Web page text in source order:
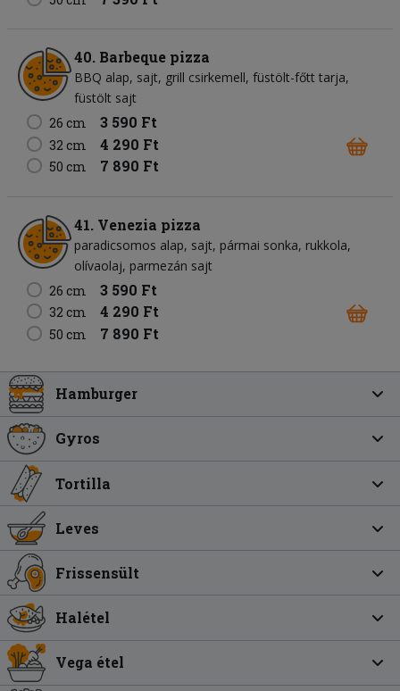
40. Barbeque pizza
BBQ alap sajt grill csirkemell füstölt-főtt tarja
füstölt sajt
26 cm
3 590 Ft
32 cm 4 290 Ft
50 cm 7 890 Ft
41. Venezia pizza
paradicsomos alap sajt pármai sonka rukkola
olívaolaj parmezán sajt
26 cm
3 590 Ft
32 cm 4 290 Ft
50 cm 7 890 Ft
Hamburger
Gyros
Tortilla
Leves
Frissensült
Halétel
Vega étel